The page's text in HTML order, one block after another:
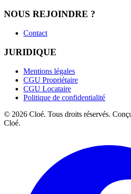
NOUS REJOINDRE ?
Contact
JURIDIQUE
Mentions légales
CGU Propriétaire
CGU Locataire
Politique de confidentialité
© 2026 Cloé. Tous droits réservés.
Cloé.